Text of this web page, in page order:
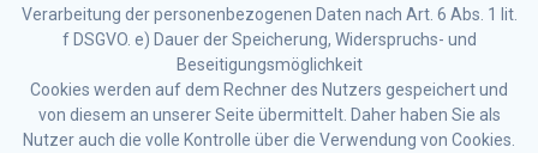
Verarbeitung der personenbezogenen Daten nach Art. 6 Abs. 1 lit.
f DSGVO. e) Dauer der Speicherung, Widerspruchs- und
Beseitigungsmöglichkeit
Cookies werden auf dem Rechner des Nutzers gespeichert und
von diesem an unserer Seite übermittelt. Daher haben Sie als
Nutzer auch die volle Kontrolle über die Verwendung von Cookies.